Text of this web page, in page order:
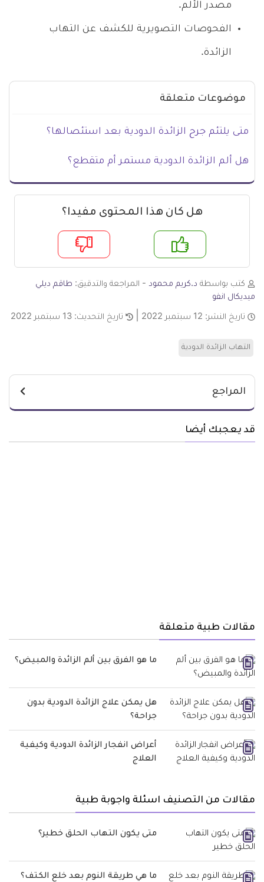
مصدر الألم.
الفحوصات التصويرية للكشف عن التهاب
الزائدة.
موضوعات متعلقة
متى يلتئم جرح الزائدة الدودية بعد استئصالها؟
هل ألم الزائدة الدودية مستمر أم متقطع؟
هل كان هذا المحتوى مفيدا؟
لا
كتب بواسطة د.كريم محمود - المراجعة والتدقيق: طاقم ديلي
ميديكال انفو
تاريخ النشر: 12 سبتمبر 2022 تاريخ التحديث: 13 سبتمبر 2022
التهاب الزائدة الدودية
المراجع
قد يعجبك أيضا
مقالات طبية متعلقة
ما هو الفرق بين ألم الزائدة والمبيض؟
هل يمكن علاج الزائدة الدودية بدون
جراحة؟
أعراض انفجار الزائدة الدودية وكيفية
العلاج
مقالات من التصنيف اسئلة واجوبة طبية
متى يكون التهاب الحلق خطير؟
ما هي طريقة النوم بعد خلع الكتف؟